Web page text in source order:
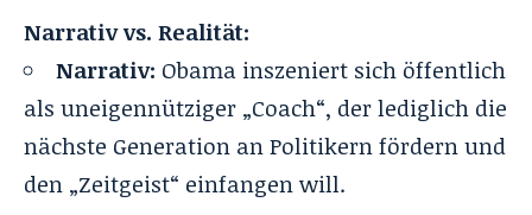
Narrativ vs. Realität:
Narrativ: Obama inszeniert sich öffentlich
als uneigennütziger „Coach“, der lediglich die
nächste Generation an Politikern fördern und
den „Zeitgeist“ einfangen will.